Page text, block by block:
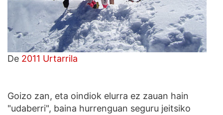
De 2011 Urtarrila
Goizo zan, eta oindiok elurra ez zauan hain
"udaberri", baina hurrenguan seguru jeitsiko